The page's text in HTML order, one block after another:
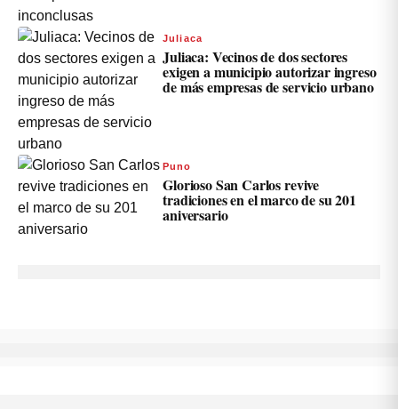
Juliaca
Juliaca: Vecinos de dos sectores
exigen a municipio autorizar ingreso
de más empresas de servicio urbano
Puno
Glorioso San Carlos revive
tradiciones en el marco de su 201
aniversario